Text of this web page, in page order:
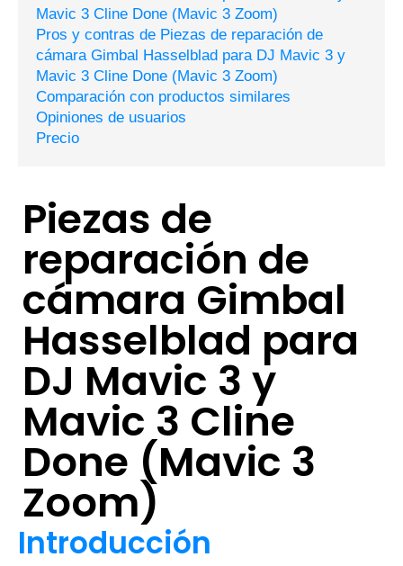
Mavic 3 Cline Done (Mavic 3 Zoom)
Pros y contras de Piezas de reparación de
cámara Gimbal Hasselblad para DJ Mavic 3 y
Mavic 3 Cline Done (Mavic 3 Zoom)
Comparación con productos similares
Opiniones de usuarios
Precio
Piezas de
reparación de
cámara Gimbal
Hasselblad para
DJ Mavic 3 y
Mavic 3 Cline
Done (Mavic 3
Zoom)
Introducción